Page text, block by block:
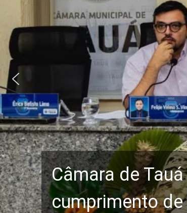
Câmara de
cumprimento